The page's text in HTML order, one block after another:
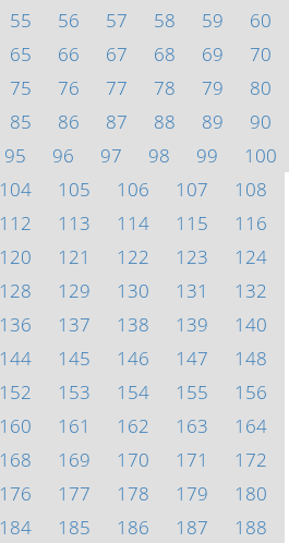
55 56 57 58 59
60
65 66 67 68 69
70
75 76 77 78 79
80
85 86 87 88 89
90
95 96 97 98 99
100
104 105 106 107
108
112 113 114 115
116
120 121 122 123
124
128 129 130 131
132
136 137 138 139
140
144 145 146 147
148
152 153 154 155
156
160 161 162 163
164
168 169 170 171
172
176 177 178 179
180
184 185 186 187
188